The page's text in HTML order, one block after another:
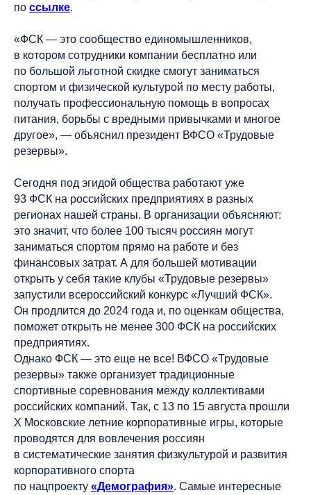
по ссылке.
«ФСК — это сообщество единомышленников,
в котором сотрудники компании бесплатно или
по большой льготной скидке смогут заниматься
спортом и физической культурой по месту работы,
получать профессиональную помощь в вопросах
питания, борьбы с вредными привычками и многое
другое», — объяснил президент ВФСО «Трудовые
резервы».
Сегодня под эгидой общества работают уже
93 ФСК на российских предприятиях в разных
регионах нашей страны. В организации объясняют:
это значит, что более 100 тысяч россиян могут
заниматься спортом прямо на работе и без
финансовых затрат. А для большей мотивации
открыть у себя такие клубы «Трудовые резервы»
запустили всероссийский конкурс «Лучший ФСК».
Он продлится до 2024 года и, по оценкам общества,
поможет открыть не менее 300 ФСК на российских
предприятиях.
Однако ФСК — это еще не все! ВФСО «Трудовые
резервы» также организует традиционные
спортивные соревнования между коллективами
российских компаний. Так, с 13 по 15 августа прошли
X Московские летние корпоративные игры, которые
проводятся для вовлечения россиян
в систематические занятия физкультурой и развития
корпоративного спорта
по нацпроекту «Демография». Самые интересные